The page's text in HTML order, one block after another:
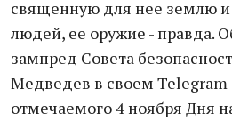
священную для нее землю
людей, ее оружие - правда.
зампред Совета
Медведев в своем
отмечаемого 4 ноября Дня